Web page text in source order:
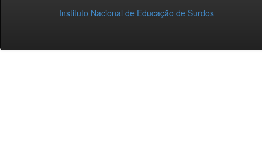
Instituto Nacional de Educação de Surdos